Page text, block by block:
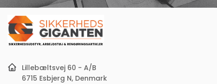
e-
mail-
adresse
Lillebæltsvej 60 - A/B
6715 Esbjerg N, Denmark